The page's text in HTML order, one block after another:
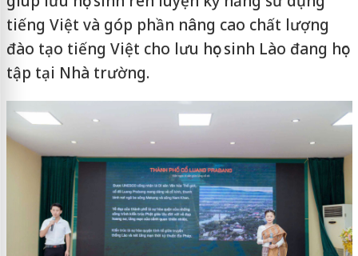
tiếng Việt và góp phần nâng cao chất lượng
đào tạo tiếng Việt cho lưu học sinh Lào đang học
tập tại Nhà trường.